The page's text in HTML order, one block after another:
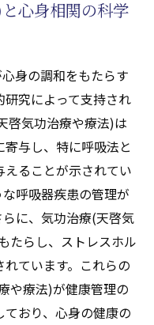
功治療や療法)とス
療法)体験者の声と
心身相関の科学
身の調和をもたらす
究によって支持され
啓気功治療や療法)は
与し、特に呼吸法と
ることが示されてい
呼吸器疾患の管理が
に、気功治療(天啓気
たらし、ストレスホル
ています。これらの
や療法)が健康管理の
おり、心身の健康の